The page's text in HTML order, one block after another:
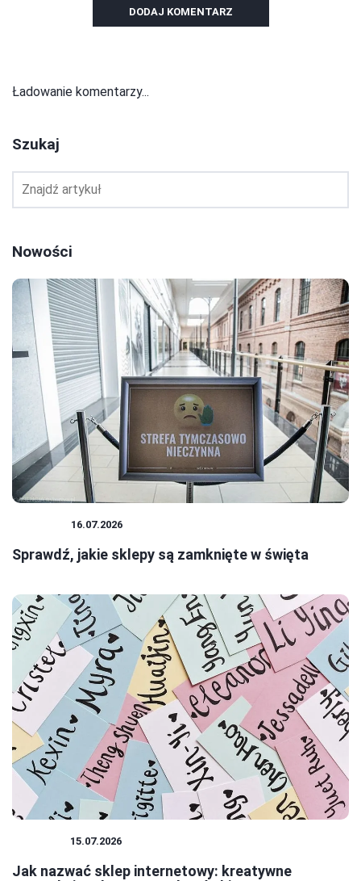
DODAJ KOMENTARZ
Ładowanie komentarzy...
Szukaj
Nowości
16.07.2026
Sprawdź, jakie sklepy są zamknięte w święta
15.07.2026
Jak nazwać sklep internetowy: kreatywne